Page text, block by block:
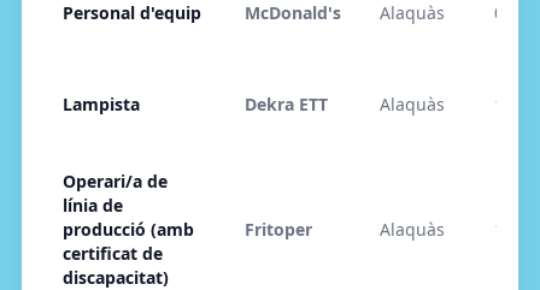
Personal d'equip McDonald's Alaquàs 07/
Lampista Dekra ETT Alaquàs 14/
Operari/a de
línia de
producció (amb
certificat de
discapacitat)
Fritoper Alaquàs 15/